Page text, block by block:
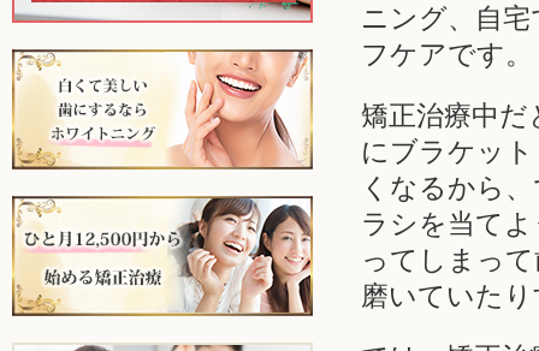
ニング、自
フケアです。
矯正治療中
にブラケッ
くなるから
ラシを当て
ってしまっ
磨いていた